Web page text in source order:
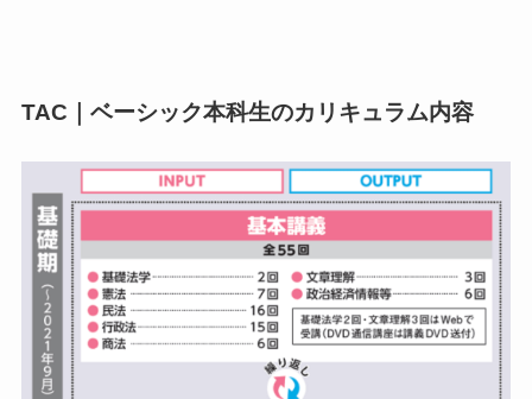
TAC｜ベーシック本科生のカリキュラム内容